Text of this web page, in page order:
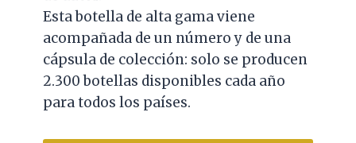
Esta botella de alta gama viene
acompañada de un número y de una
cápsula de colección: solo se producen
2.300 botellas disponibles cada año
para todos los países.